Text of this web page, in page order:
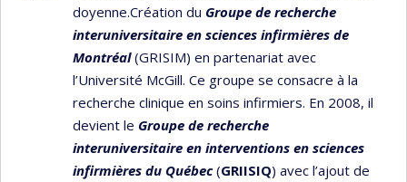
doyenne.Création du Groupe de recherche
interuniversitaire en sciences infirmières de
Montréal(GRISIM) en partenariat avec
l’Université McGill. Ce groupe se consacre à la
recherche clinique en soins infirmiers. En 2008, il
devient le Groupe de recherche
interuniversitaire en interventions en sciences
infirmières du Québec(GRIISIQ) avec l’ajout de